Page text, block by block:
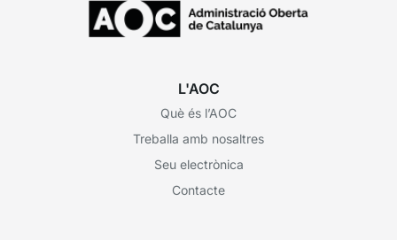
L'AOC
Què és l’AOC
Treballa amb nosaltres
Seu electrònica
Contacte